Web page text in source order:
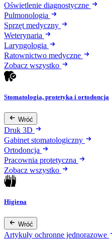
Oświetlenie diagnostyczne
Pulmonologia
Sprzęt medyczny
Weterynaria
Laryngologia
Ratownictwo medyczne
Zobacz wszystko
Stomatologia, protetyka i ortodoncja
Wróć
Druk 3D
Gabinet stomatologiczny
Ortodoncja
Pracownia protetyczna
Zobacz wszystko
Higiena
Wróć
Artykuły ochronne jednorazowe